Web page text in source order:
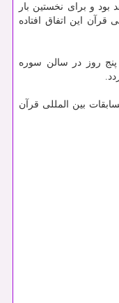
و برای نخستین بار
این اتفاق افتاده
اسفند به مدت پنج روز در سالن سوره
بین المللی قرآن